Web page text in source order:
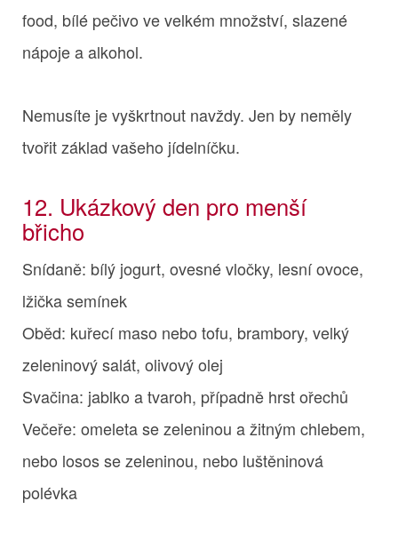
food, bílé pečivo ve velkém množství, slazené
nápoje a alkohol.
Nemusíte je vyškrtnout navždy. Jen by neměly
tvořit základ vašeho jídelníčku.
12. Ukázkový den pro menší
břicho
Snídaně: bílý jogurt, ovesné vločky, lesní ovoce,
lžička semínek
Oběd: kuřecí maso nebo tofu, brambory, velký
zeleninový salát, olivový olej
Svačina: jablko a tvaroh, případně hrst ořechů
Večeře: omeleta se zeleninou a žitným chlebem,
nebo losos se zeleninou, nebo luštěninová
polévka